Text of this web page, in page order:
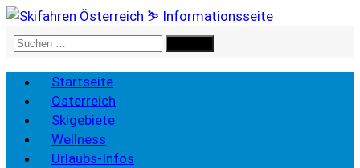
Suchen
Startseite
Österreich
Skigebiete
Wellness
Urlaubs-Infos